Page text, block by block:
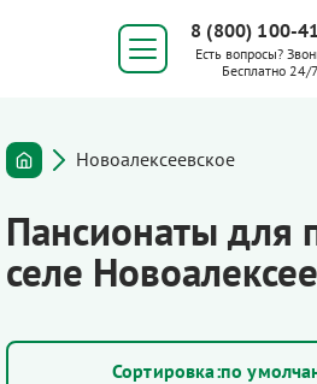
8 (800) 100-
Есть вопросы?
Бесплатно 24/7
Новоалексеевское
Пансионаты для
селе
по